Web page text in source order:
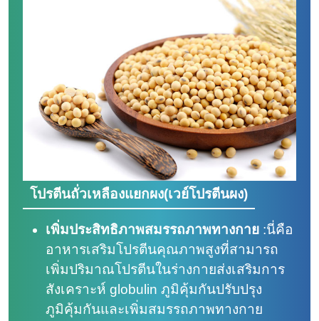
โปรตีนถั่วเหลืองแยกผง(เวย์โปรตีนผง)
เพิ่มประสิทธิภาพสมรรถภาพทางกาย :นี่คือ
อาหารเสริมโปรตีนคุณภาพสูงที่สามารถ
เพิ่มปริมาณโปรตีนในร่างกายส่งเสริมการ
สังเคราะห์ globulin ภูมิคุ้มกันปรับปรุง
ภูมิคุ้มกันและเพิ่มสมรรถภาพทางกาย